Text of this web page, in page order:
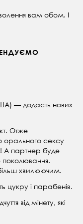
вам обом. І
— додасть нових
Отже
орального сексу
А партнер буде
поколювання.
хвилюючим.
цукру і парабенів.
від мінету, які